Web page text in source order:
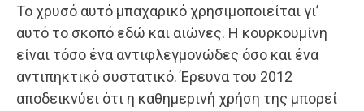
Το χρυσό αυτό μπαχαρικό χρησιμοποιείται γι’
αυτό το σκοπό εδώ και αιώνες. Η κουρκουμίνη
είναι τόσο ένα αντιφλεγμονώδες όσο και ένα
αντιπηκτικό συστατικό. Έρευνα του 2012
αποδεικνύει ότι η καθημερινή χρήση της μπορεί